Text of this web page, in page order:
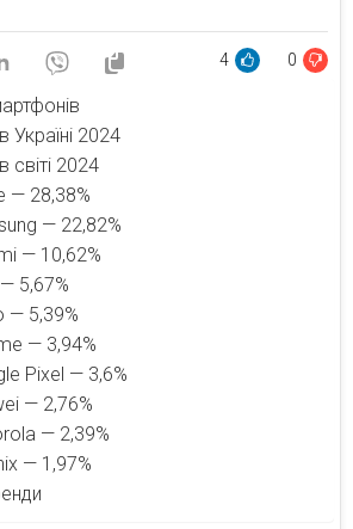
4 0
Україні 2024
світі 2024
— 28,38%
— 22,82%
— 10,62%
5,67%
— 5,39%
— 3,94%
Pixel — 3,6%
— 2,76%
— 2,39%
— 1,97%